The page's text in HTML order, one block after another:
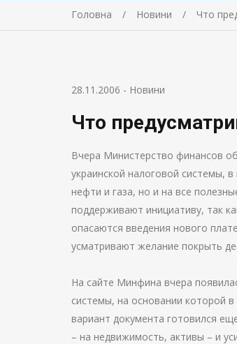
Головна Новини Что
28.11.2006 - Новини
Что
Вчера Министерство финансов
украинской налоговой системы,
нефти и газа, но и на все
поддерживают инициативу, так
опасаются введения нового
усматривают желание покрыть
На сайте Минфина вчера
системы, на основании которой
вариант документа готовился
– на недвижимость, активы – и